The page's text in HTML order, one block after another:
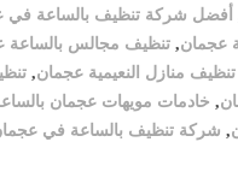
أفضل شركة تنظيف بالساعة في
عجمان, تنظيف مجالس بالساعة
تنظيف منازل النعيمية عجمان,
, خادمات مويهات عجمان
, شركة تنظيف بالساعة في